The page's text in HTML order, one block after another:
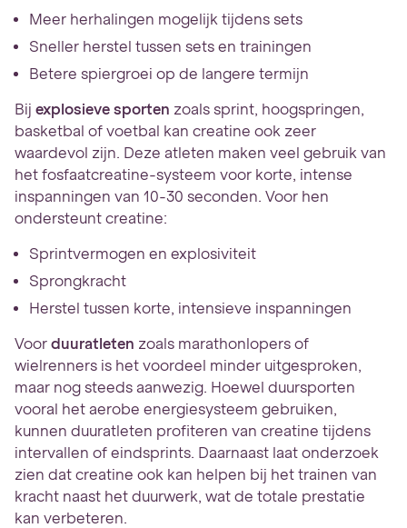
Meer herhalingen mogelijk tijdens sets
Sneller herstel tussen sets en trainingen
Betere spiergroei op de langere termijn
Bij explosieve sporten zoals sprint, hoogspringen,
basketbal of voetbal kan creatine ook zeer
waardevol zijn. Deze atleten maken veel gebruik van
het fosfaatcreatine-systeem voor korte, intense
inspanningen van 10-30 seconden. Voor hen
ondersteunt creatine:
Sprintvermogen en explosiviteit
Sprongkracht
Herstel tussen korte, intensieve inspanningen
Voor duuratleten zoals marathonlopers of
wielrenners is het voordeel minder uitgesproken,
maar nog steeds aanwezig. Hoewel duursporten
vooral het aerobe energiesysteem gebruiken,
kunnen duuratleten profiteren van creatine tijdens
intervallen of eindsprints. Daarnaast laat onderzoek
zien dat creatine ook kan helpen bij het trainen van
kracht naast het duurwerk, wat de totale prestatie
kan verbeteren.